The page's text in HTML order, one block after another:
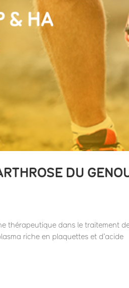
DU
thérapeutique dans le traitement
riche en plaquettes et d’acide